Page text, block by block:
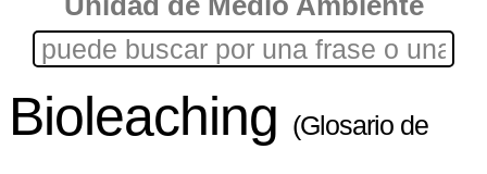
Bioleaching (Glosario de